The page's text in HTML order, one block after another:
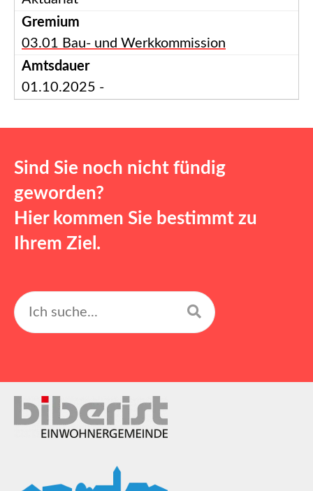
03.01 Bau- und Werkkommission
01.10.2025 -
Sind Sie noch nicht fündig
geworden?
Hier kommen Sie bestimmt zu
Ihrem Ziel.